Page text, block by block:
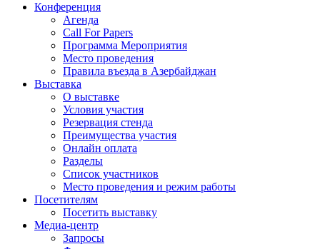
Конференция
Агенда
Call For Papers
Программа Мероприятия
Место проведения
Правила въезда в Азербайджан
Выставка
О выставке
Условия участия
Резервация стенда
Преимущества участия
Онлайн оплата
Разделы
Список участников
Место проведения и режим работы
Посетителям
Посетить выставку
Медиа-центр
Запросы